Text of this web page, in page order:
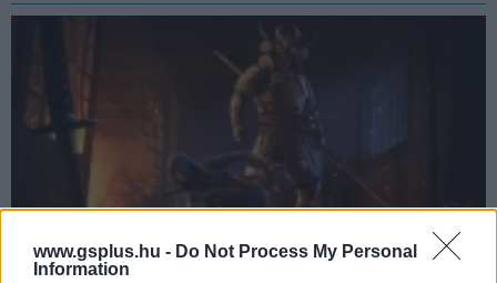
www.gsplus.hu - Do Not Process My Personal
Information